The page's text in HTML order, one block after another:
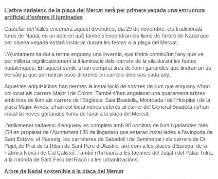
L’arbre nadalenc de la plaça del Mercat serà per primera vegada una estructura
artificial d’esferes il·luminades
Castellar del Vallès encendrà aquest divendres, dia 29 de novembre, els tradicionals
llums de Nadal, en un acte en què també s’encendran els llums de l’arbre de Nadal que
per sisena vegada estarà instal·lat durant les festes a la plaça del Mercat.
L’Ajuntament ha dut a terme enguany una inversió, que tindrà continuïtat l’any que ve,
per millorar significativament la il·luminació dels carrers de la vila durant les festes
nadalenques. En aquest sentit, s’han comprat tires de llum i garlandes que tindran un ús
versàtil ja que permetran usos diferents en carrers diversos cada any.
Aquestes adquisicions han permès la instal·lació de sostres de llum que enguany s’han
col·locat als carrers Major i de Colom. També s’han engalanat una quarantena arbres
amb tires de llum als carrers de l’Església, Sala Boadella, Montcada i de l’Hospital i de la
plaça Major. A més, s’han col·locat noves esferes al carrer del General Boadella i s’han
instal·lat noves garlandes llums de fanal a la plaça del Mercat.
L’enllumenat nadalenc d’enguany es completa amb 90 cortines de llum i garlandes més
(54 en propietat de l’Ajuntament i 36 de llogades) que estaran instal·lades a l’avinguda de
Sant Esteve, el Passeig, les carreteres de Sabadell i de Sentmenat i els carrers de Dr.
Pujol, de Prat de la Riba i de Sant Pere d’Ullastre, així com a les places d’Europa, de la
Fàbrica Nova i de Cal Calissó. També n’hi haurà a les façanes del Jutjat i del Palau Tolrà,
a la rotonda de Sant Feliu del Racó i a les urbanitzacions.
Arbre de Nadal sostenible a la plaça del Mercat